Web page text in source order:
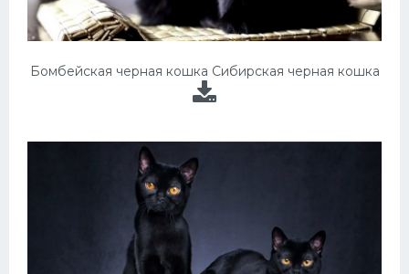
Бомбейская черная кошка Сибирская черная кошка